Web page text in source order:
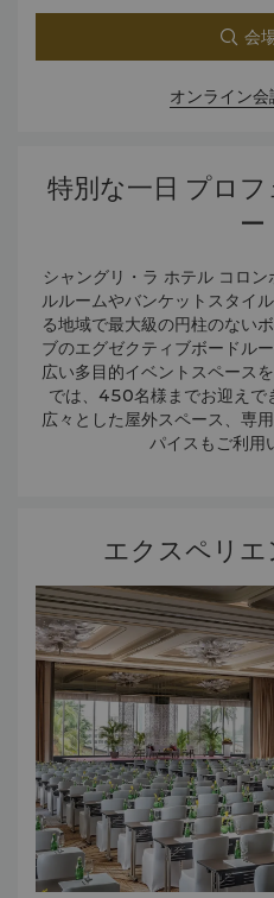
会
オンライン
特別な一日 プロ
ー
シャングリ・ラ ホテル コロ
ルルームやバンケットスタイ
る地域で最大級の円柱のない
ブのエグゼクティブボードル
広い多目的イベントスペース
では、450名様までお迎えで
広々とした屋外スペース、専
パイスもご利用
エクスペリエ